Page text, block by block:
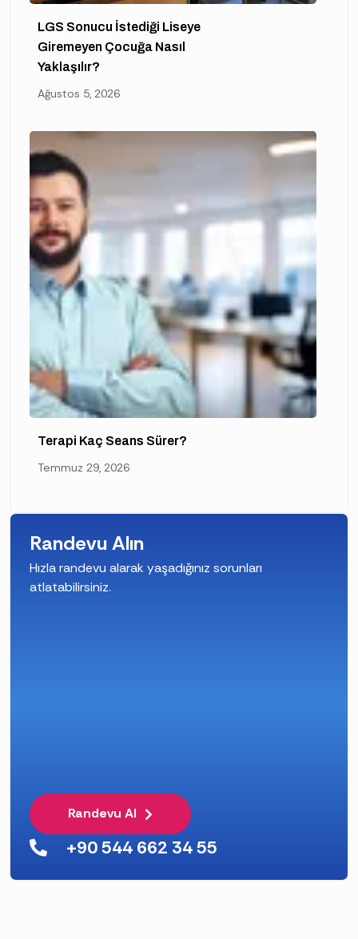
LGS Sonucu İstediği Liseye
Giremeyen Çocuğa Nasıl
Yaklaşılır?
Ağustos 5, 2026
Terapi Kaç Seans Sürer?
Temmuz 29, 2026
Randevu Alın
Hızla randevu alarak yaşadığınız sorunları
atlatabilirsiniz.
Randevu Al
+90 544 662 34 55